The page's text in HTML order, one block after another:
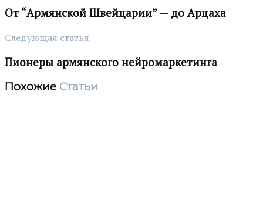
От “Армянской Швейцарии” — до Арцаха
Следующая статья
Пионеры армянского нейромаркетинга
Похожие Статьи